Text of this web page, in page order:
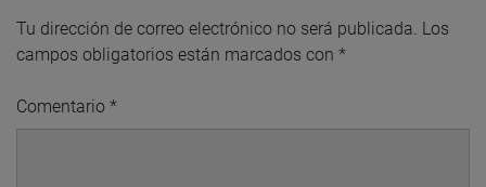
Tu dirección de correo electrónico no será publicada. Los
campos obligatorios están marcados con *
Comentario *